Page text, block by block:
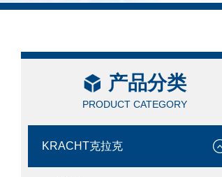
产品分类
PRODUCT CATEGORY
KRACHT克拉克